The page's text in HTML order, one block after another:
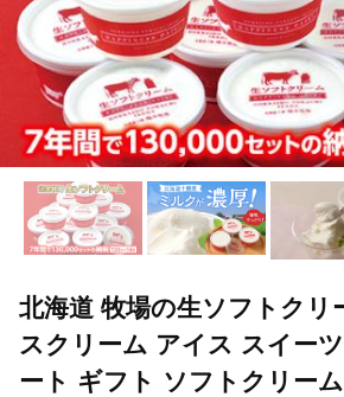
北海道 牧場の生ソフトクリ
スクリーム アイス スイー
ート ギフト ソフトクリー